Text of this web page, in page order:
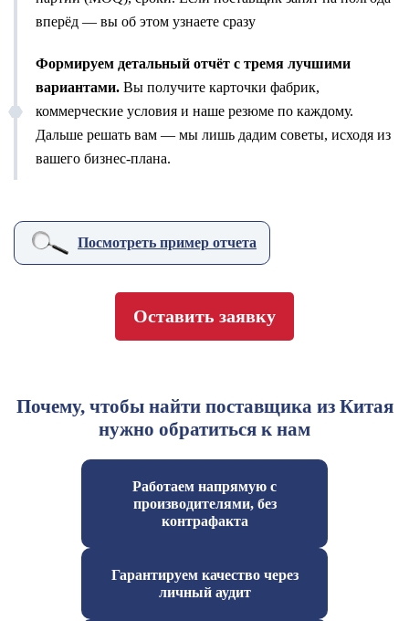
вперёд — вы об этом узнаете сразу
Формируем детальный отчёт с тремя лучшими
вариантами. Вы получите карточки фабрик,
коммерческие условия и наше резюме по каждому.
Дальше решать вам — мы лишь дадим советы, исходя из
вашего бизнес-плана.
Посмотреть пример отчета
Оставить заявку
Почему, чтобы найти поставщика из Китая
нужно обратиться к нам
Работаем напрямую с
производителями, без
контрафакта
Гарантируем качество через
личный аудит